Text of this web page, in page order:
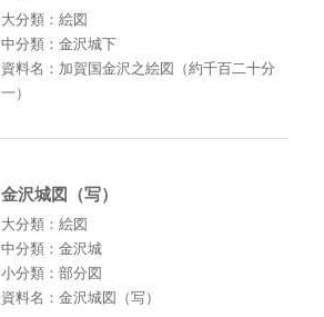
大分類：絵図
中分類：金沢城下
資料名：加賀国金沢之絵図（約千百二十分
一）
金沢城図（写）
大分類：絵図
中分類：金沢城
小分類：部分図
資料名：金沢城図（写）